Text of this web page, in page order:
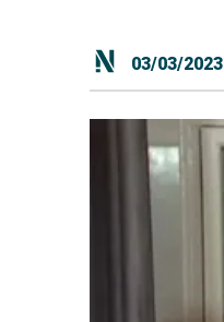
03/03/2023